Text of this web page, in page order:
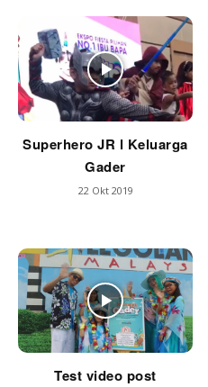
Superhero JR l Keluarga
Gader
22 Okt 2019
Test video post